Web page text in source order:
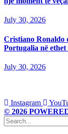
July 30, 2026
Cristiano Ronaldo
Portugalia në ethet
July 30, 2026
Instagram
© 2026